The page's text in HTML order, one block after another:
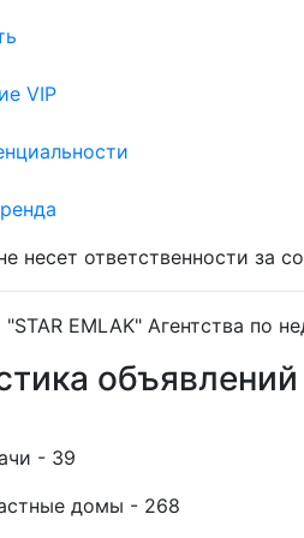
VIP
несет ответственности за
EMLAK" Агентства по
объявлений
- 39
домы - 268